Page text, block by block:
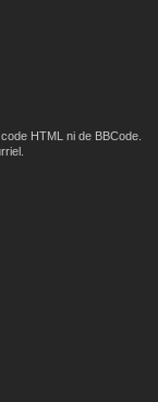
HTML ni de BBCode.